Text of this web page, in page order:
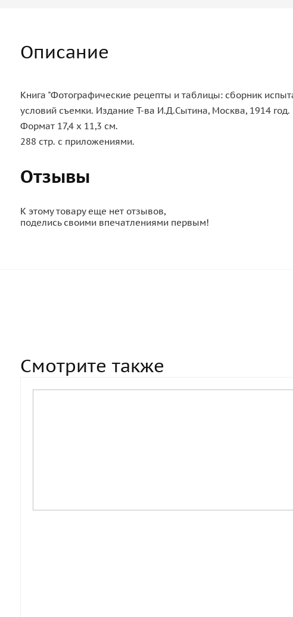
Описание
Книга "Фотографические рецепты и таблицы: сборник
условий съемки. Издание Т-ва И.Д.Сытина, Москва, 1914 год.
Формат 17,4 х 11,3 см.
288 стр. с приложениями.
Отзывы
К этому товару еще нет отзывов,
поделись своими впечатлениями первым!
Смотрите также